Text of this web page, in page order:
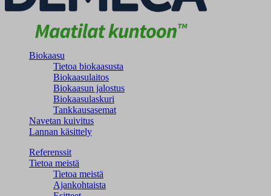
Biokaasu
Tietoa biokaasusta
Biokaasulaitos
Biokaasun jalostus
Biokaasulaskuri
Tankkausasemat
Navetan kuivitus
Lannan käsittely
Referenssit
Tietoa meistä
Tietoa meistä
Ajankohtaista